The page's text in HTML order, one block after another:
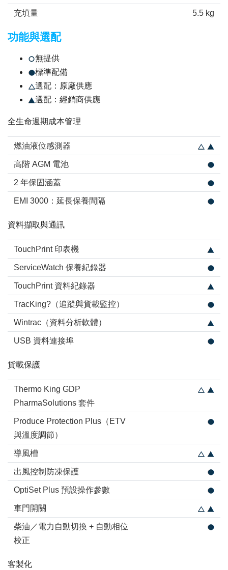
充填量 5.5 kg
功能與選配
無提供
標準配備
選配：原廠供應
選配：經銷商供應
全生命週期成本管理
燃油液位感測器
高階 AGM 電池
2 年保固涵蓋
EMI 3000：延長保養間隔
資料擷取與通訊
TouchPrint 印表機
ServiceWatch 保養紀錄器
TouchPrint 資料紀錄器
TracKing?（追蹤與貨載監控）
Wintrac（資料分析軟體）
USB 資料連接埠
貨載保護
Thermo King GDP
PharmaSolutions 套件
Produce Protection Plus（ETV
與溫度調節）
導風槽
出風控制防凍保護
OptiSet Plus 預設操作參數
車門開關
柴油／電力自動切換 + 自動相位
校正
客製化